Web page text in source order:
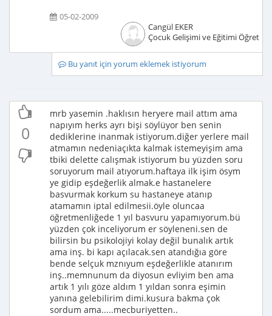
05-02-2009
Cangül EKER
Çocuk Gelişimi ve Eğitimi
Bu yanıt için yorum eklemek istiyorum
0
mrb yasemin .haklısın heryere mail attım ama
napıyım herks ayrı bişi söylüyor ben senin
dediklerine inanmak istiyorum.diğer yerlere mail
atmamın nedeniaçıkta kalmak istemeyişim ama
tbiki delette calışmak istiyorum bu yüzden soru
soruyorum mail atıyorum.haftaya ilk işim ösym
ye gidip eşdeğerlik almak.e hastanelere
basvurmak korkum su hastaneye atanıp
atamamın iptal edilmesii.öyle oluncaa
öğretmenliğede 1 yıl basvuru yapamıyorum.bü
yüzden çok inceliyorum er söyleneni.sen de
bilirsin bu psikolojiyi kolay değil bunalık artık
ama inş. bi kapı açılacak.sen atandığıa göre
bende selçuk mznıyum eşdeğerlikle atanırım
inş..memnunum da diyosun evliyim ben ama
artık 1 yılı göze aldım 1 yıldan sonra eşimin
yanına gelebilirim dimi.kusura bakma çok
sordum ama.....mecburiyetten..